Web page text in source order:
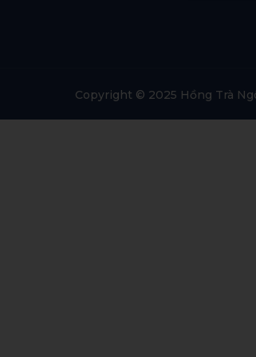
Copyright © 2025 Hồng Trà